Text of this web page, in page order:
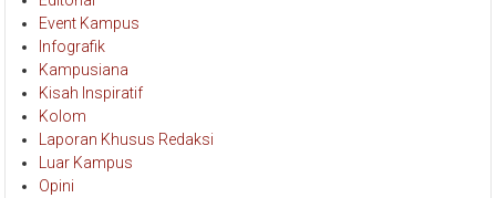
Event Kampus
Infografik
Kampusiana
Kisah Inspiratif
Kolom
Laporan Khusus Redaksi
Luar Kampus
Opini